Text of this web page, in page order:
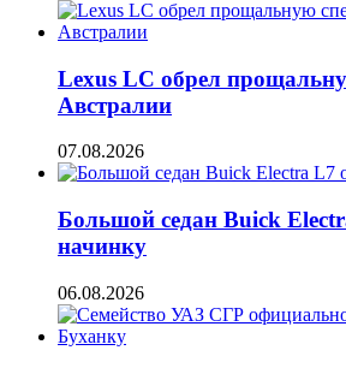
Lexus LC обрел
Австралии
07.08.2026
Большой седан Buick
начинку
06.08.2026